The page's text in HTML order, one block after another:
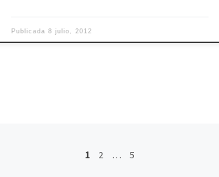
Publicada8 julio, 2012
1 2 … 5